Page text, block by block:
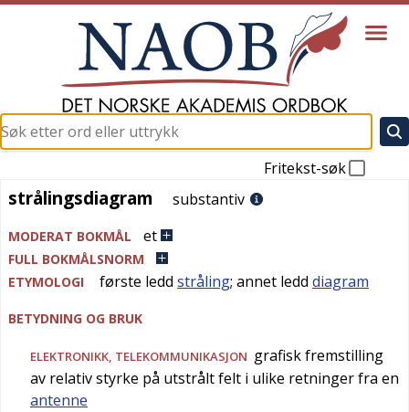
Fritekst-søk
strålingsdiagram
strålingsdiagram substantiv
MODERAT BOKMÅL et
FULL BOKMÅLSNORM
ETYMOLOGI
første ledd stråling; annet ledd diagram
BETYDNING OG BRUK
ELEKTRONIKK, TELEKOMMUNIKASJON grafisk fremstilling
av relativ styrke på utstrålt felt i ulike retninger fra en
antenne